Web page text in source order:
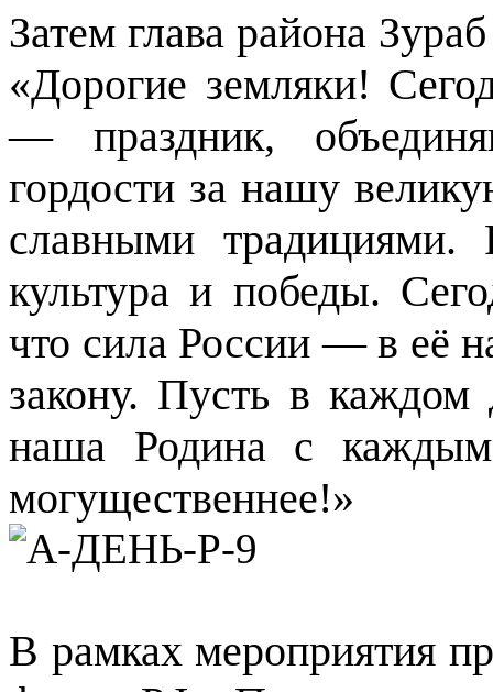
Затем глава района
«Дорогие земляки!
— праздник,
гордости за нашу
славными
культура и победы.
что сила России — в её
закону. Пусть в
наша Родина с каждым
могущественнее!»
В рамках мероприятия